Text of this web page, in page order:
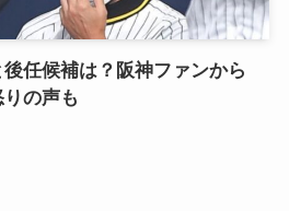
任候補は？阪神ファンから
りの声も